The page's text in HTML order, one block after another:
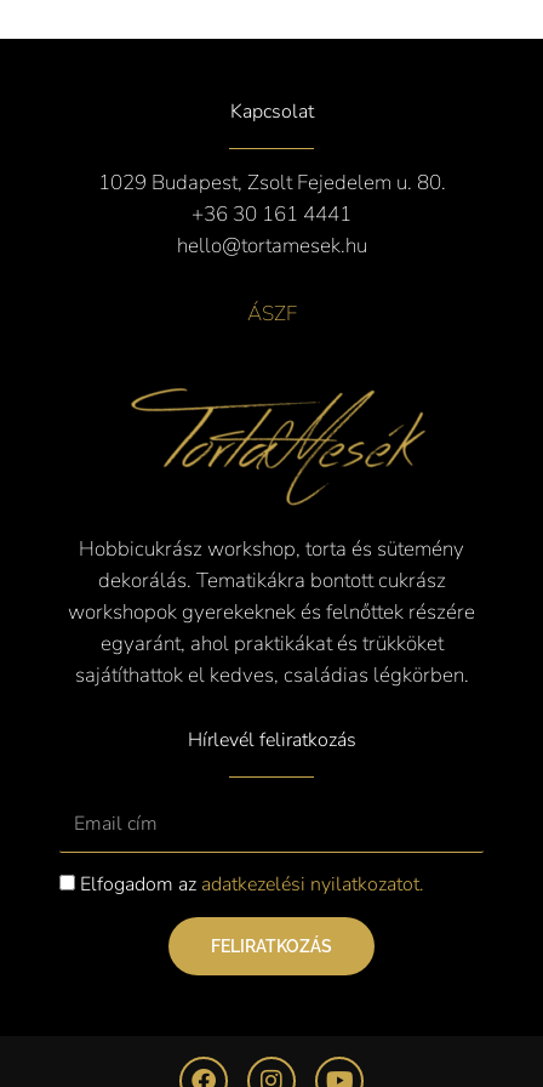
Kapcsolat
1029 Budapest, Zsolt Fejedelem u. 80.
+36 30 161 4441
hello@tortamesek.hu
ÁSZF
Hobbicukrász workshop, torta és sütemény
dekorálás. Tematikákra bontott cukrász
workshopok gyerekeknek és felnőttek részére
egyaránt, ahol praktikákat és trükköket
sajátíthattok el kedves, családias légkörben.
Hírlevél feliratkozás
Email
Elfogadom az adatkezelési nyilatkozatot.
FELIRATKOZÁS
F I Y